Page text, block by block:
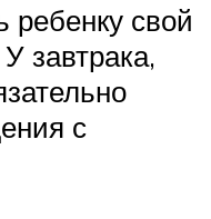
ребенку свой
завтрака,
с